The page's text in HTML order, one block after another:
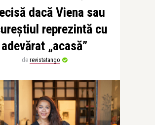
dacă Viena sau
reprezintă cu
adevărat „acasă”
de revistatango